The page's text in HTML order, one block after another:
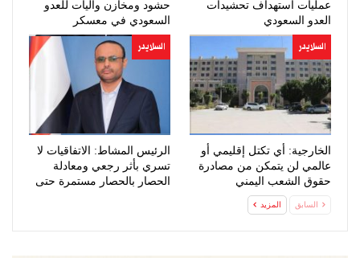
عمليات استهداف تحشيدات
العدو السعودي
حشود ومخازن وآليات للعدو
السعودي في معسكر
“صحن…
السلايدر
الخارجية: أي تكتل إقليمي أو
عالمي لن يتمكن من مصادرة
حقوق الشعب اليمني
المشروعة
السلايدر
الرئيس المشاط: الاتفاقيات لا
تسري بأثر رجعي ومعادلة
الحصار بالحصار مستمرة حتى
السابق المزيد